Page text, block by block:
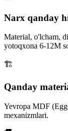
Narx qanday
Material, o'lcham,
yotoqxona 6-12M
🏗
Qanday
Yevropa MDF
mexanizmlari.